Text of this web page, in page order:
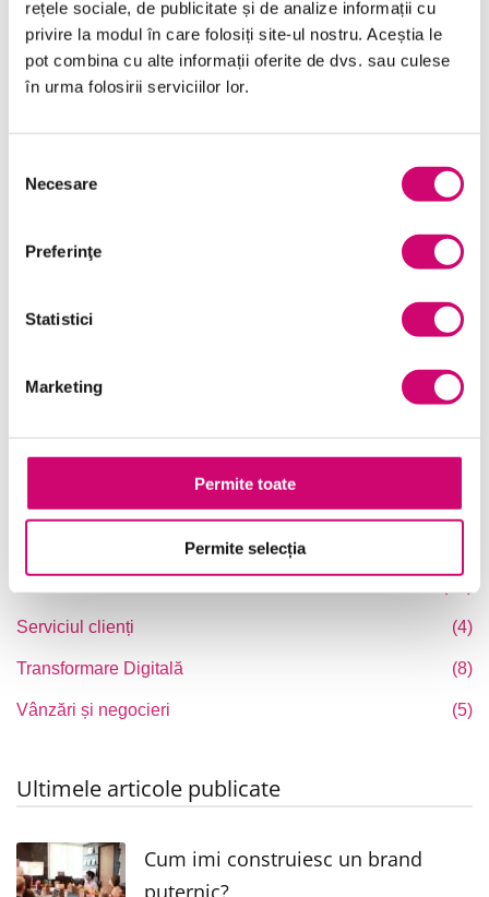
rețele sociale, de publicitate și de analize informații cu
privire la modul în care folosiți site-ul nostru. Aceștia le
pot combina cu alte informații oferite de dvs. sau culese
în urma folosirii serviciilor lor.
consimțământului
Necesare
Preferinţe
Statistici
Marketing
Permite toate
Permite selecția
19/09/2025 Vizualizări:
Dezvoltare personală și profesională (17)
(54)
Limba Engleză (7)
Marketing (7)
Serviciul clienți (4)
Transformare Digitală (8)
Vânzări și negocieri (5)
Ultimele articole publicate
Cum imi construiesc un brand
puternic?